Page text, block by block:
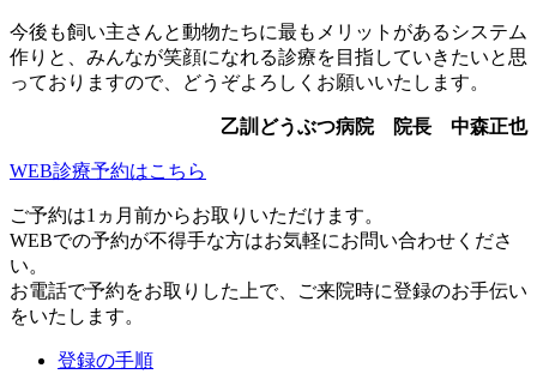
今後も飼い主さんと動物たちに最もメリットがあるシステム
作りと、みんなが笑顔になれる診療を目指していきたいと思
っておりますので、どうぞよろしくお願いいたします。
乙訓どうぶつ病院 院長 中森正也
WEB診療予約はこちら
ご予約は1ヵ月前からお取りいただけます。
WEBでの予約が不得手な方はお気軽にお問い合わせくださ
い。
お電話で予約をお取りした上で、ご来院時に登録のお手伝い
をいたします。
登録の手順